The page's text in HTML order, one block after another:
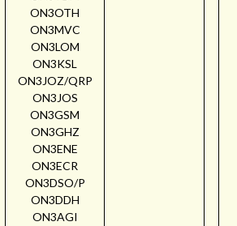
ON3OTH
ON3MVC
ON3LOM
ON3KSL
ON3JOZ/QRP
ON3JOS
ON3GSM
ON3GHZ
ON3ENE
ON3ECR
ON3DSO/P
ON3DDH
ON3AGI